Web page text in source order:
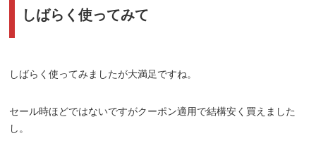
しばらく使ってみて
しばらく使ってみましたが大満足ですね。
セール時ほどではないですがクーポン適用で結構安く買えました
し。